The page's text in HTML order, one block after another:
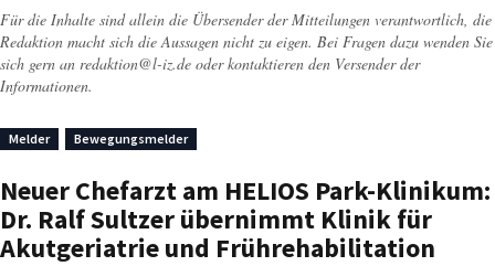
Für die Inhalte sind allein die Übersender der Mitteilungen verantwortlich, die
Redaktion macht sich die Aussagen nicht zu eigen. Bei Fragen dazu wenden Sie
sich gern an redaktion@l-iz.de oder kontaktieren den Versender der
Informationen.
Melder Bewegungsmelder
Neuer Chefarzt am HELIOS Park-Klinikum:
Dr. Ralf Sultzer übernimmt Klinik für
Akutgeriatrie und Frührehabilitation